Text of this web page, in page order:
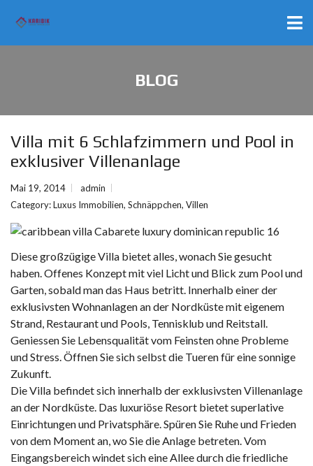
BLOG
Villa mit 6 Schlafzimmern und Pool in
exklusiver Villenanlage
Mai 19, 2014
admin
Category:Luxus Immobilien, Schnäppchen, Villen
Diese großzügige Villa bietet alles, wonach Sie gesucht
haben. Offenes Konzept mit viel Licht und Blick zum Pool und
Garten, sobald man das Haus betritt. Innerhalb einer der
exklusivsten Wohnanlagen an der Nordküste mit eigenem
Strand, Restaurant und Pools, Tennisklub und Reitstall.
Geniessen Sie Lebensqualität vom Feinsten ohne Probleme
und Stress. Öffnen Sie sich selbst die Tueren für eine sonnige
Zukunft.
Die Villa befindet sich innerhalb der exklusivsten Villenanlage
an der Nordküste. Das luxuriöse Resort bietet superlative
Einrichtungen und Privatsphäre. Spüren Sie Ruhe und Frieden
von dem Moment an, wo Sie die Anlage betreten. Vom
Eingangsbereich windet sich eine Allee durch die friedliche